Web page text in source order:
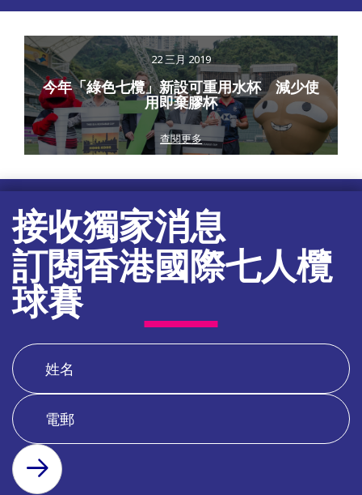
22 三月 2019
今年「綠色七欖」新設可重用水杯 減少使
用即棄膠杯
查閱更多
接收獨家消息
訂閱香港國際七人欖
球賽
訂閱